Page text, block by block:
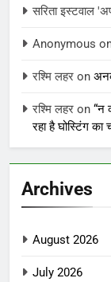
सरिता इस्टवाल
Anonymous
रश्मि लहर on
रश्मि लहर on “न
रहा है घोस्टिंग का
Archives
August 2026
July 2026